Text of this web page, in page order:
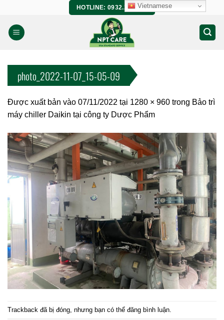
nội
dung
HOTLINE: 0932.266.458
photo_2022-11-07_15-05-09
Được xuất bản vào 07/11/2022 tại 1280 × 960 trong Bảo trì
máy chiller Daikin tại công ty Dược Phẩm
Trackback đã bị đóng, nhưng bạn có thể đăng bình luận
Vietnamese